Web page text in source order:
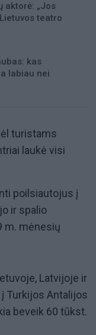
aktorė: „Jos
teatro
kas
labiau nei
turistams
laukė visi
poilsiautojus į
ir spalio
m. mėnesių
Latvijoje ir
Turkijos Antalijos
beveik 60 tūkst.